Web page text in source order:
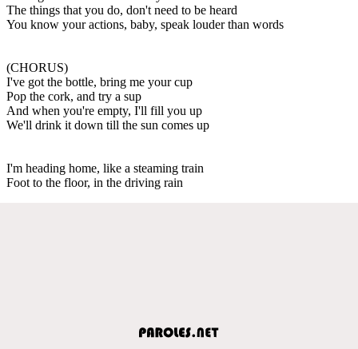
The things that you do, don't need to be heard
You know your actions, baby, speak louder than words
(CHORUS)
I've got the bottle, bring me your cup
Pop the cork, and try a sup
And when you're empty, I'll fill you up
We'll drink it down till the sun comes up
I'm heading home, like a steaming train
Foot to the floor, in the driving rain